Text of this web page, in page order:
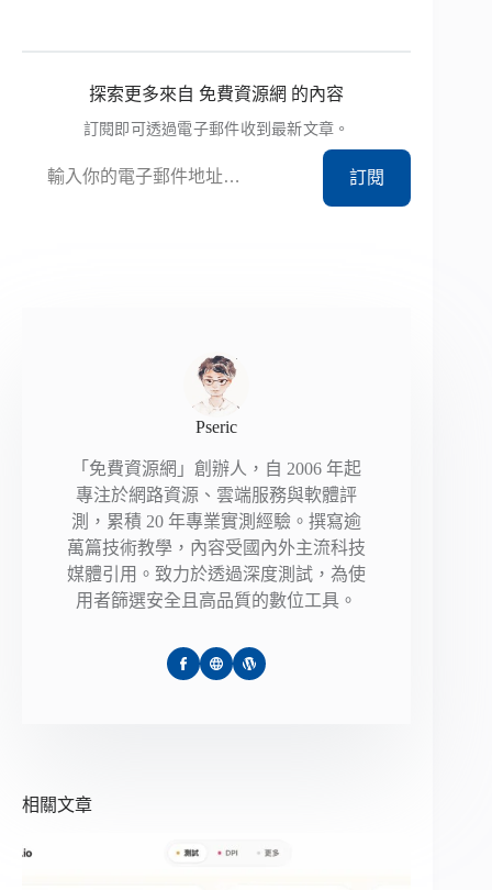
探索更多來自 免費資源網 的內容
訂閱即可透過電子郵件收到最新文章。
訂閱
Pseric
「免費資源網」創辦人，自 2006 年起
專注於網路資源、雲端服務與軟體評
測，累積 20 年專業實測經驗。撰寫逾
萬篇技術教學，內容受國內外主流科技
媒體引用。致力於透過深度測試，為使
用者篩選安全且高品質的數位工具。
相關文章